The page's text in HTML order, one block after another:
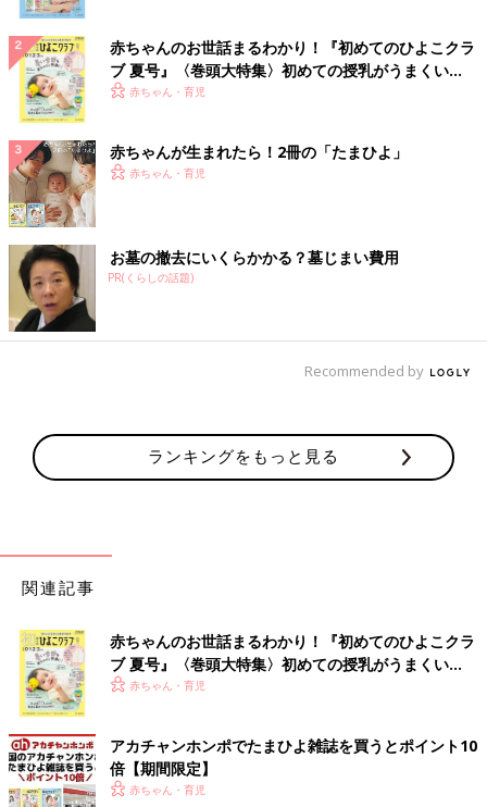
のは、こちらのサロペット。オシャレで細見えし、着心地のいい
優秀アイテムなんだとか！ジャガード生地で、高見えするんだそ
赤ちゃんのお世話まるわかり！『初めてのひよこクラ
ブ 夏号』〈巻頭大特集〉初めての授乳がうまくい
く！ おっぱい・ミルクの基本と夏のトラブル 解決テ
赤ちゃん・育児
赤ちゃんが生まれたら！2冊の「たまひよ」
赤ちゃん・育児
お墓の撤去にいくらかかる？墓じまい費用
PR(くらしの話題)
Recommended by
ランキングをもっと見る
関連記事
赤ちゃんのお世話まるわかり！『初めてのひよこクラ
ブ 夏号』〈巻頭大特集〉初めての授乳がうまくい
く！ おっぱい・ミルクの基本と夏のトラブル 解決テ
赤ちゃん・育児
アカチャンホンポでたまひよ雑誌を買うとポイント10
倍【期間限定】
赤ちゃん・育児